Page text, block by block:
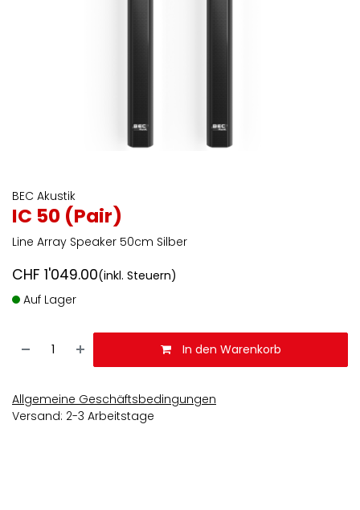
BEC Akustik
IC 50 (Pair)
Line Array Speaker 50cm Silber
CHF 1'049.00(inkl. Steuern)
Auf Lager
In den Warenkorb
Allgemeine Geschäftsbedingungen
Versand: 2-3 Arbeitstage